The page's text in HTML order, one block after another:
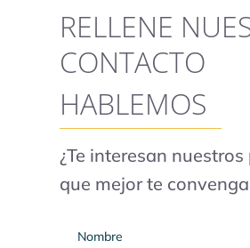
RELLENE
CONTACTO
HABLEMOS
¿Te interesan
que mejor te
Nombre